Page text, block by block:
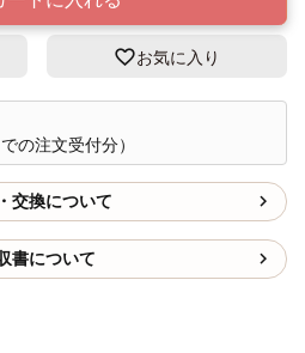
お気に入り
の注文受付分）
交換について
書について